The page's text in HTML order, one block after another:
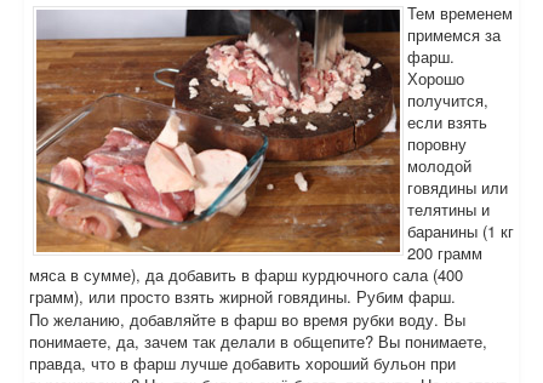
Тем временем
примемся за
фарш.
Хорошо
получится,
если взять
поровну
молодой
говядины или
телятины и
баранины (1 кг
200 грамм
мяса в сумме), да добавить в фарш курдючного сала (400
грамм), или просто взять жирной говядины. Рубим фарш.
По желанию, добавляйте в фарш во время рубки воду. Вы
понимаете, да, зачем так делали в общепите? Вы понимаете,
правда, что в фарш лучше добавить хороший бульон при